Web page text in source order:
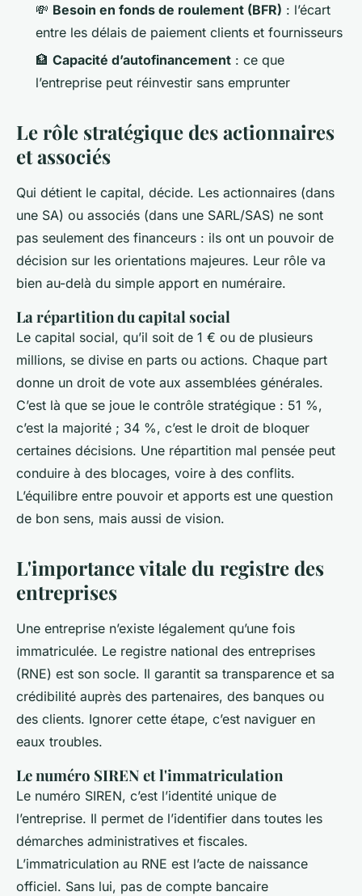
💸 Besoin en fonds de roulement (BFR) : l’écart
entre les délais de paiement clients et fournisseurs
🏦 Capacité d’autofinancement : ce que
l’entreprise peut réinvestir sans emprunter
Le rôle stratégique des actionnaires
et associés
Qui détient le capital, décide. Les actionnaires (dans
une SA) ou associés (dans une SARL/SAS) ne sont
pas seulement des financeurs : ils ont un pouvoir de
décision sur les orientations majeures. Leur rôle va
bien au-delà du simple apport en numéraire.
La répartition du capital social
Le capital social, qu’il soit de 1 € ou de plusieurs
millions, se divise en parts ou actions. Chaque part
donne un droit de vote aux assemblées générales.
C’est là que se joue le contrôle stratégique : 51 %,
c’est la majorité ; 34 %, c’est le droit de bloquer
certaines décisions. Une répartition mal pensée peut
conduire à des blocages, voire à des conflits.
L’équilibre entre pouvoir et apports est une question
de bon sens, mais aussi de vision.
L'importance vitale du registre des
entreprises
Une entreprise n’existe légalement qu’une fois
immatriculée. Le registre national des entreprises
(RNE) est son socle. Il garantit sa transparence et sa
crédibilité auprès des partenaires, des banques ou
des clients. Ignorer cette étape, c’est naviguer en
eaux troubles.
Le numéro SIREN et l'immatriculation
Le numéro SIREN, c’est l’identité unique de
l’entreprise. Il permet de l’identifier dans toutes les
démarches administratives et fiscales.
L’immatriculation au RNE est l’acte de naissance
officiel. Sans lui, pas de compte bancaire